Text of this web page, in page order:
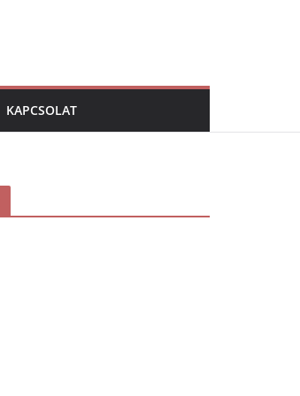
KAPCSOLAT